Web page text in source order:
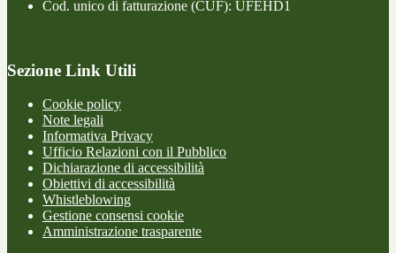
Cod. unico di fatturazione (CUF): UFEHD1
Sezione Link Utili
Cookie policy
Note legali
Informativa Privacy
Ufficio Relazioni con il Pubblico
Dichiarazione di accessibilità
Obiettivi di accessibilità
Whistleblowing
Gestione consensi cookie
Amministrazione trasparente